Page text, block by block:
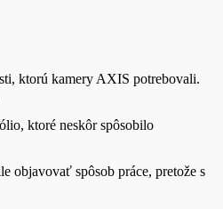
ktorú kamery AXIS potrebovali.
ktoré neskôr spôsobilo
objavovať spôsob práce, pretože s